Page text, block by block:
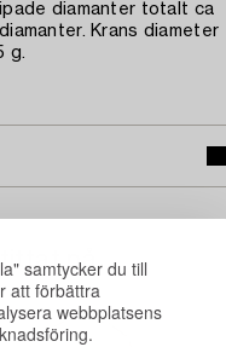
samtycker du till
att förbättra
webbplatsens
diamanter totalt ca
Krans diameter
g.
på